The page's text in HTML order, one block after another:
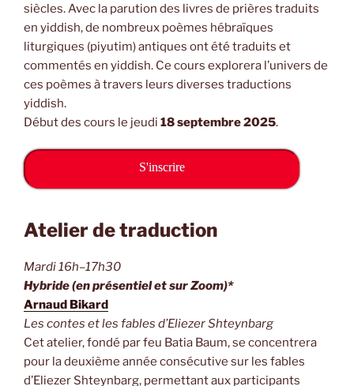
siècles. Avec la parution des livres de prières traduits
en yiddish, de nombreux poèmes hébraïques
liturgiques (piyutim) antiques ont été traduits et
commentés en yiddish. Ce cours explorera l’univers de
ces poèmes à travers leurs diverses traductions
yiddish.
Début des cours le jeudi 18 septembre 2025.
S'inscrire
Atelier de traduction
Mardi 16h–17h30
Hybride (en présentiel et sur Zoom)*
Arnaud Bikard
Les contes et les fables d’Eliezer Shteynbarg
Cet atelier, fondé par feu Batia Baum, se concentrera
pour la deuxième année consécutive sur les fables
d’Eliezer Shteynbarg, permettant aux participants